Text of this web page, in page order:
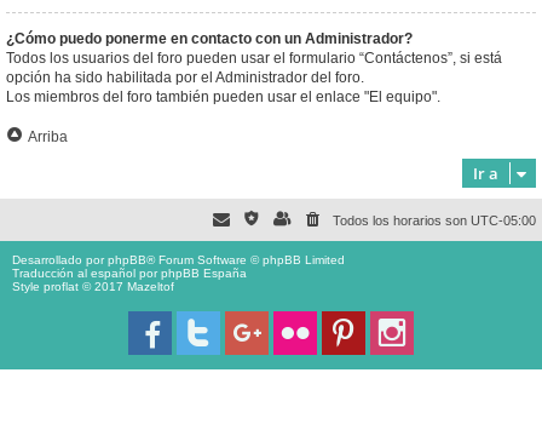
¿Cómo puedo ponerme en contacto con un Administrador?
Todos los usuarios del foro pueden usar el formulario “Contáctenos”, si está
opción ha sido habilitada por el Administrador del foro.
Los miembros del foro también pueden usar el enlace "El equipo".
Arriba
Ir a
Todos los horarios son UTC-05:00
Desarrollado porphpBB® Forum Software © phpBB Limited
Traducción al español porphpBB España
Style proflat © 2017 Mazeltof